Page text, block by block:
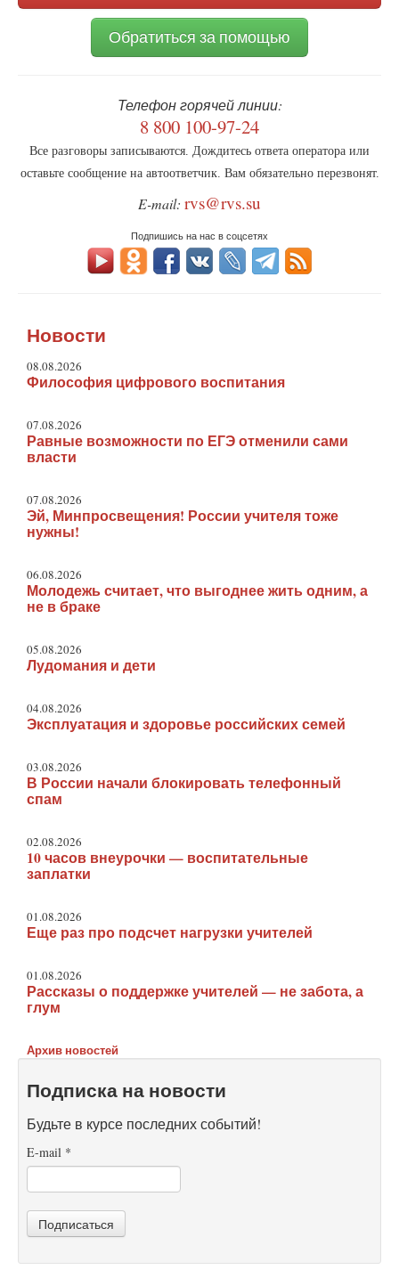
Обратиться за помощью
Телефон горячей линии:
8 800 100-97-24
Все разговоры записываются. Дождитесь ответа оператора или
оставьте сообщение на автоответчик. Вам обязательно перезвонят.
E-mail: rvs@rvs.su
Подпишись на нас в соцсетях
Новости
08.08.2026
Философия цифрового воспитания
07.08.2026
Равные возможности по ЕГЭ отменили сами
власти
07.08.2026
Эй, Минпросвещения! России учителя тоже
нужны!
06.08.2026
Молодежь считает, что выгоднее жить одним, а
не в браке
05.08.2026
Лудомания и дети
04.08.2026
Эксплуатация и здоровье российских семей
03.08.2026
В России начали блокировать телефонный
спам
02.08.2026
10 часов внеурочки — воспитательные
заплатки
01.08.2026
Еще раз про подсчет нагрузки учителей
01.08.2026
Рассказы о поддержке учителей — не забота, а
глум
Архив новостей
Подписка на новости
Будьте в курсе последних событий!
E-mail *
Подписаться